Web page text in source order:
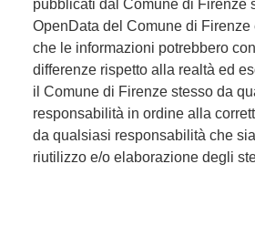
pubblicati dal Comune di Firenze
OpenData del Comune di
che le informazioni potrebbero
differenze rispetto alla realtà ed
il Comune di Firenze stesso da
responsabilità in ordine alla
da qualsiasi responsabilità che
riutilizzo e/o elaborazione degli